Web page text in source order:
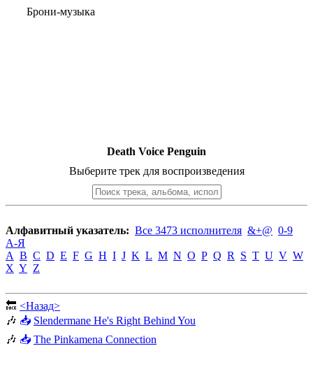
Брони-музыка
Death Voice Penguin
Выберите трек для воспроизведения
Алфавитный указатель: Все 3473 исполнителя &+@ 0-9
А-Я
A B C D E F G H I J K L M N O P Q R S T U V W
X Y Z
🔙 <Назад>
🎶 📥 Slendermane He's Right Behind You
🎶 📥 The Pinkamena Connection